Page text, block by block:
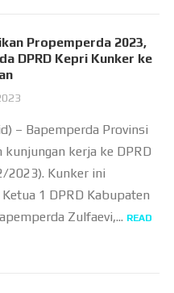
Propemperda 2023,
DPRD Kepri Kunker ke
– Bapemperda Provinsi
kunjungan kerja ke DPRD
2023). Kunker ini
1 DPRD Kabupaten
Zulfaevi,... READ